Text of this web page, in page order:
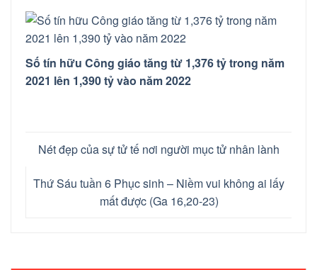
Số tín hữu Công giáo tăng từ 1,376 tỷ trong năm
2021 lên 1,390 tỷ vào năm 2022
Nét đẹp của sự tử tế nơi người mục tử nhân lành
Thứ Sáu tuần 6 Phục sinh – Niềm vui không ai lấy
mất được (Ga 16,20-23)